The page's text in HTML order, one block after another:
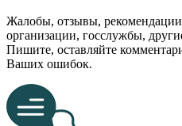
Жалобы, отзывы,
организации, госслужбы,
Пишите, оставляйте
Ваших ошибок.